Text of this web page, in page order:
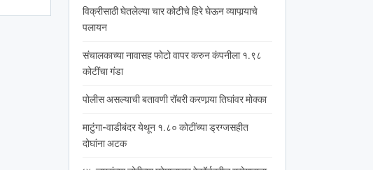
विक्रीसाठी घेतलेल्या चार कोटीचे हिरे घेऊन व्यापार्‍याचे
पलायन
संचालकाच्या नावासह फोटो वापर करुन कंपनीला १.९८
कोटींचा गंडा
पोलीस असल्याची बतावणी रॉबरी करणार्‍या तिघांवर मोक्का
माटुंगा-वाडीबंदर येथून १.८० कोटींच्या ड्रग्जसहीत
दोघांना अटक